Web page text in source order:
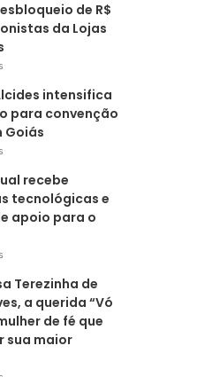
de R$
da Lojas
intensifica
para convenção
Goiás
recebe
tecnológicas e
apoio para o
Terezinha de
a querida “Vó
de fé que
sua maior